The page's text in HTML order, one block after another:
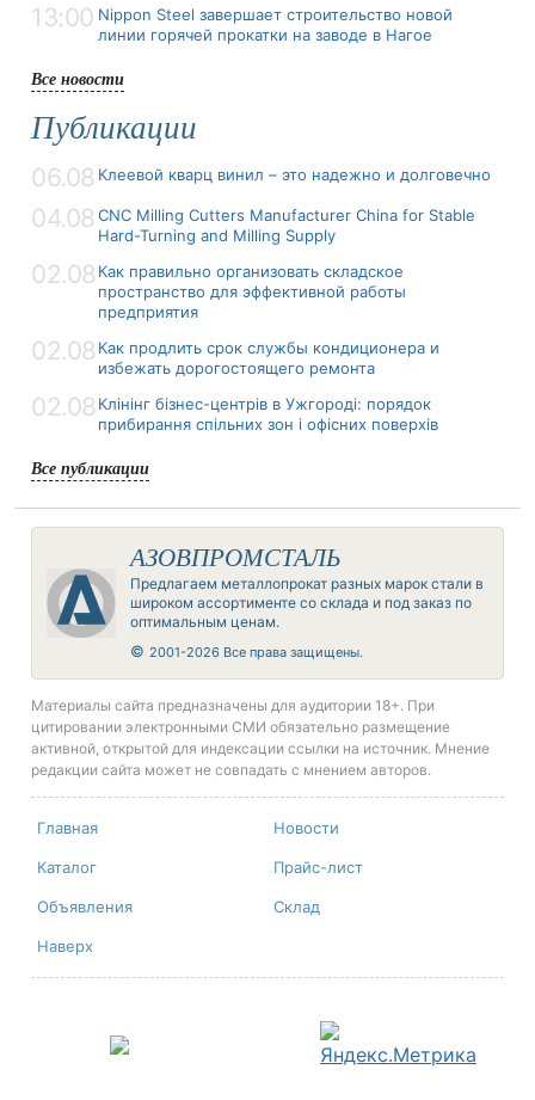
13:00 Nippon Steel завершает строительство новой
линии горячей прокатки на заводе в Нагое
Все новости
Публикации
06.08 Клеевой кварц винил – это надежно и долговечно
04.08 CNC Milling Cutters Manufacturer China for Stable
Hard-Turning and Milling Supply
02.08 Как правильно организовать складское
пространство для эффективной работы
предприятия
02.08 Как продлить срок службы кондиционера и
избежать дорогостоящего ремонта
02.08 Клінінг бізнес-центрів в Ужгороді: порядок
прибирання спільних зон і офісних поверхів
Все публикации
АЗОВПРОМСТАЛЬ
Предлагаем металлопрокат разных марок стали в
широком ассортименте со склада и под заказ по
оптимальным ценам.
© 2001-2026 Все права защищены.
Материалы сайта предназначены для аудитории 18+. При
цитировании электронными СМИ обязательно размещение
активной, открытой для индексации ссылки на источник. Мнение
редакции сайта может не совпадать с мнением авторов.
Главная Новости
Каталог Прайс-лист
Объявления Склад
Наверх